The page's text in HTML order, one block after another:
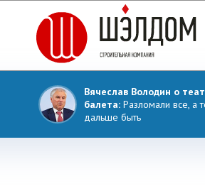
Вячеслав Володин о
балета: Разломали все, а
дальше быть